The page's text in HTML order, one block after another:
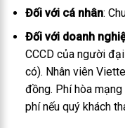
Đối với cá nhân:
Đối với doanh
CCCD của người
có). Nhân viên
đồng. Phí hòa
phí nếu quý khách